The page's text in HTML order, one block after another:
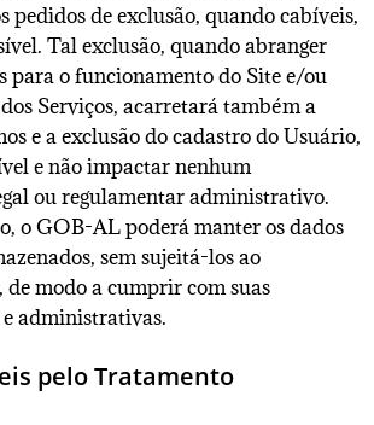
pedidos de exclusão, quando cabíveis,
Tal exclusão, quando abranger
para o funcionamento do Site e/ou
Serviços, acarretará também a
e a exclusão do cadastro do Usuário,
e não impactar nenhum
ou regulamentar administrativo.
o GOB-AL poderá manter os dados
sem sujeitá-los ao
modo a cumprir com suas
e administrativas.
pelo Tratamento